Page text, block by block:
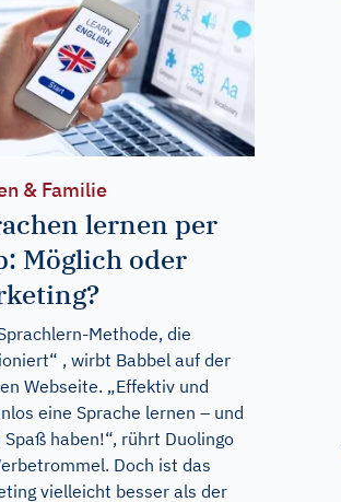
& Familie
lernen per
Möglich oder
Methode, die
, wirbt Babbel auf der
Webseite. „Effektiv und
eine Sprache lernen – und
Spaß haben!“, rührt Duolingo
Doch ist das
vielleicht besser als der